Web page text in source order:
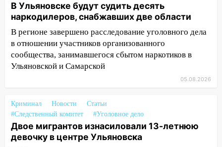
12:18 Вспыхнул изнутри: в
Железнодорожном районе горела дача
11:33 В Засвияжье под колёса авто
попал мужчина
11:17 В Радищевском районе сгорели
11:00 В Канадее горел жилой дом
10:18 Губернатор Ульяновской области:
уничтожено четыре беспилотника в
регионе
В Ульяновске будут судить десять
наркодилеров, снабжавших две области
В регионе завершено расследование уголовного дела
в отношении участников организованного
сообщества, занимавшегося сбытом наркотиков в
Ульяновской и Самарской
05.08.2026
Криминал Новости
Статьи
#Следственный комитет
#Уголовное дело
Двое мигрантов изнасиловали 13-летнюю
девочку в центре Ульяновска